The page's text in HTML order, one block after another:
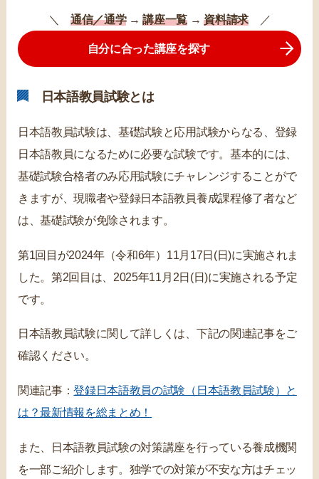
＼ 通信／通学→講座一覧 →資料請求／
自分に合った講座を探す
日本語教員試験とは
日本語教員試験は、基礎試験と応用試験からなる、登録
日本語教員になるために必要な試験です。基本的には、
基礎試験合格者のみ応用試験にチャレンジすることがで
きますが、現職者や登録日本語教員養成課程修了者など
は、基礎試験が免除されます。
第1回目が2024年（令和6年）11月17日(日)に実施されま
した。第2回目は、2025年11月2日(日)に実施される予定
です。
日本語教員試験に関して詳しくは、下記の関連記事をご
確認ください。
関連記事：登録日本語教員の試験（日本語教員試験）と
は？最新情報を総まとめ！
また、日本語教員試験の対策講座を行っている養成機関
を一部ご紹介します。独学での対策が不安な方はチェッ